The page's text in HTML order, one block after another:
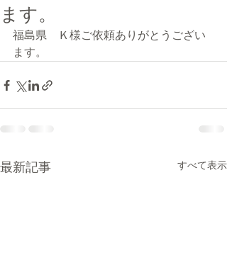
ます。
福島県　Ｋ様ご依頼ありがとうござい
ます。
最新記事 すべて表示